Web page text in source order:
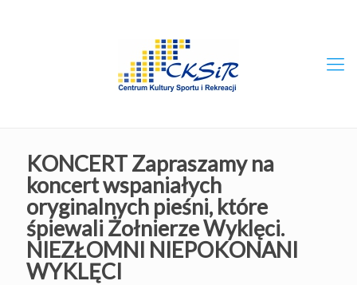
KONCERT Zapraszamy na
koncert wspaniałych
oryginalnych pieśni, które
śpiewali Żołnierze Wyklęci.
NIEZŁOMNI NIEPOKONANI
WYKLĘCI